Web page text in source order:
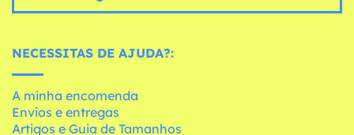
NECESSITAS DE AJUDA?:
A minha encomenda
Envios e entregas
Artigos e Guia de Tamanhos